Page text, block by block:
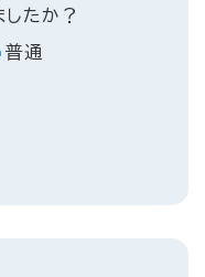
たか？
普通